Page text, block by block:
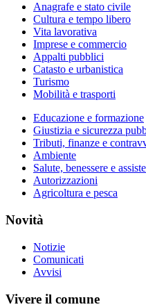
Anagrafe e stato civile
Cultura e tempo libero
Vita lavorativa
Imprese e commercio
Appalti pubblici
Catasto e urbanistica
Turismo
Mobilità e trasporti
Educazione e formazione
Giustizia e sicurezza
Tributi, finanze e
Ambiente
Salute, benessere e
Autorizzazioni
Agricoltura e pesca
Novità
Notizie
Comunicati
Avvisi
Vivere il comune